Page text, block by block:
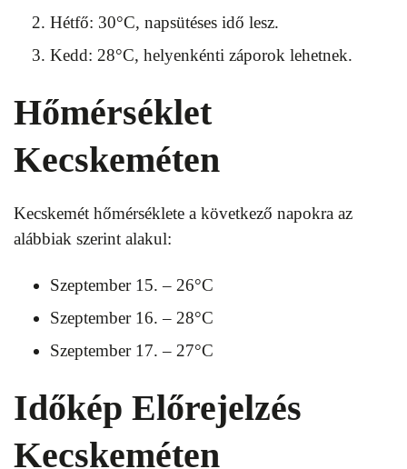
Hétfő: 30°C, napsütéses idő lesz.
Kedd: 28°C, helyenkénti záporok lehetnek.
Hőmérséklet
Kecskeméten
Kecskemét hőmérséklete a következő napokra az
alábbiak szerint alakul:
Szeptember 15. – 26°C
Szeptember 16. – 28°C
Szeptember 17. – 27°C
Időkép Előrejelzés
Kecskeméten